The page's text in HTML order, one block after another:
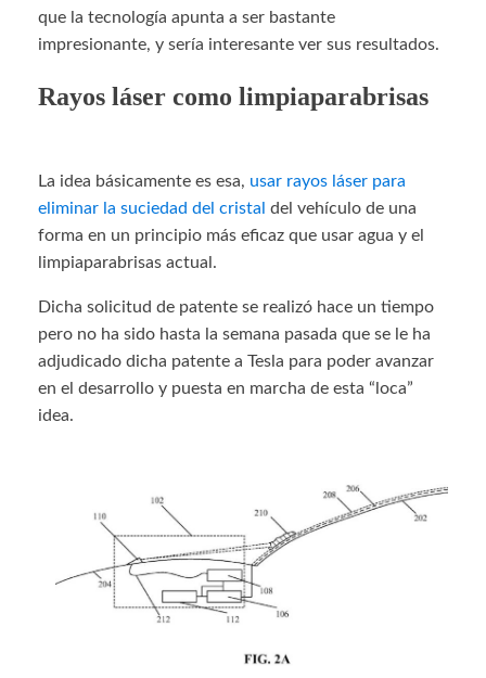
que la tecnología apunta a ser bastante
impresionante, y sería interesante ver sus resultados.
Rayos láser como limpiaparabrisas
La idea básicamente es esa, usar rayos láser para
eliminar la suciedad del cristal del vehículo de una
forma en un principio más eficaz que usar agua y el
limpiaparabrisas actual.
Dicha solicitud de patente se realizó hace un tiempo
pero no ha sido hasta la semana pasada que se le ha
adjudicado dicha patente a Tesla para poder avanzar
en el desarrollo y puesta en marcha de esta “loca”
idea.